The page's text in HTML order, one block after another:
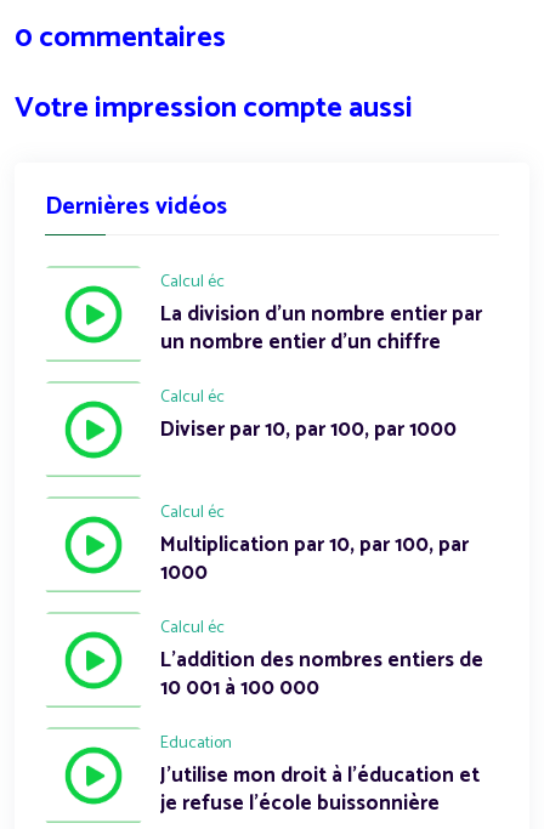
0 commentaires
Votre impression compte aussi
Dernières vidéos
Calcul éc
La division d'un nombre entier par
un nombre entier d'un chiffre
Calcul éc
Diviser par 10, par 100, par 1000
Calcul éc
Multiplication par 10, par 100, par
1000
Calcul éc
L'addition des nombres entiers de
10 001 à 100 000
Education
J'utilise mon droit à l'éducation et
je refuse l'école buissonnière